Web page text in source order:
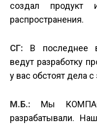
создал
распространения.
СГ: В последнее
ведут разработку
у вас обстоят дела
М.Б.: Мы
разрабатывали.